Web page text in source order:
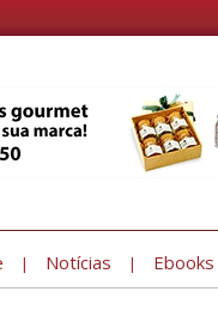
| Notícias | Ebooks